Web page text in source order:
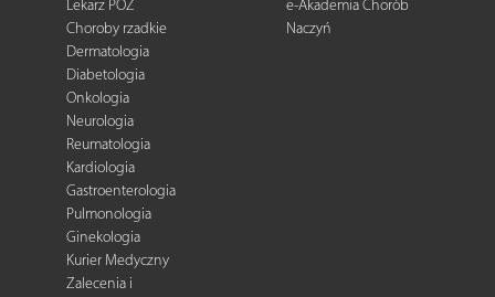
Lekarz POZ
Choroby rzadkie
Dermatologia
Diabetologia
Onkologia
Neurologia
Reumatologia
Kardiologia
Gastroenterologia
Pulmonologia
Ginekologia
Kurier Medyczny
Zalecenia i
e-Akademia Chorób
Naczyń